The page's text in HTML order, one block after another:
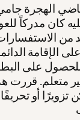
الهجرة
كان مدركاً
من
الإقامة
على
متعلم. قررت
تزويرًا أو